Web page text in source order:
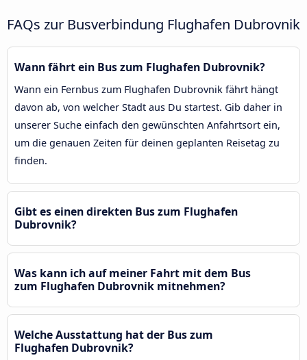
FAQs zur Busverbindung Flughafen Dubrovnik
Wann fährt ein Bus zum Flughafen Dubrovnik?
Wann ein Fernbus zum Flughafen Dubrovnik fährt hängt
davon ab, von welcher Stadt aus Du startest. Gib daher in
unserer Suche einfach den gewünschten Anfahrtsort ein,
um die genauen Zeiten für deinen geplanten Reisetag zu
finden.
Gibt es einen direkten Bus zum Flughafen
Dubrovnik?
Was kann ich auf meiner Fahrt mit dem Bus
zum Flughafen Dubrovnik mitnehmen?
Welche Ausstattung hat der Bus zum
Flughafen Dubrovnik?